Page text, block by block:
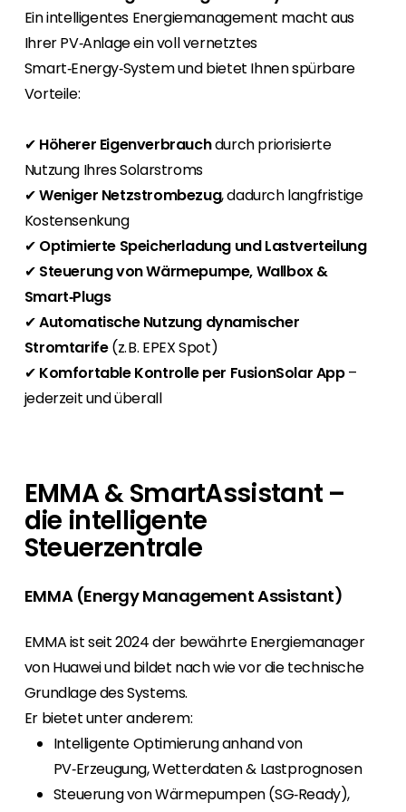
Erneuerbaren Energie Branche? Dann sind Sie
bei uns richtig!
Hauseigentümer
Wenn Sie auf der Suche nach wichtigen
werden Sie bei uns fündig.
Ein intelligentes Energiemanagement macht aus
Ihrer PV‑Anlage ein voll vernetztes
Smart‑Energy‑System und bietet Ihnen spürbare
Vorteile:
✔ Höherer Eigenverbrauchdurch priorisierte
Nutzung Ihres Solarstroms
✔Weniger Netzstrombezug, dadurch langfristige
Kostensenkung
✔ Optimierte Speicherladung und Lastverteilung
✔ Steuerung von Wärmepumpe, Wallbox &
Smart‑Plugs
✔Automatische Nutzung dynamischer
Stromtarife(z. B. EPEX Spot)
✔ Komfortable Kontrolle per FusionSolar App–
jederzeit und überall
EMMA & SmartAssistant –
die intelligente
Steuerzentrale
EMMA (Energy Management Assistant)
EMMA ist seit 2024 der bewährte Energiemanager
von Huawei und bildet nach wie vor die technische
Grundlage des Systems.
Er bietet unter anderem:
Intelligente Optimierung anhand von
PV‑Erzeugung, Wetterdaten & Lastprognosen
Steuerung von Wärmepumpen (SG‑Ready),